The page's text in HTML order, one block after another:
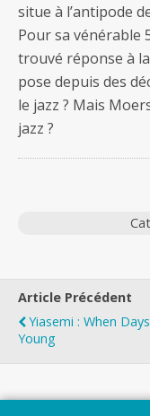
situe à l’antipode
Pour sa vénérable
trouvé réponse à
pose depuis des
le jazz ? Mais
jazz ?
Article Précédent
Yiasemi : When
Young